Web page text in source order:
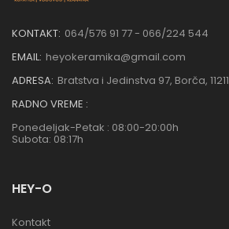
KONTAKT: 064/576 91 77 - 066/224 544
EMAIL: heyokeramika@gmail.com
ADRESA: Bratstva i Jedinstva 97, Borča, 11211
RADNO VREME :
Ponedeljak-Petak : 08:00-20:00h
Subota: 08:17h
HEY-O
Kontakt